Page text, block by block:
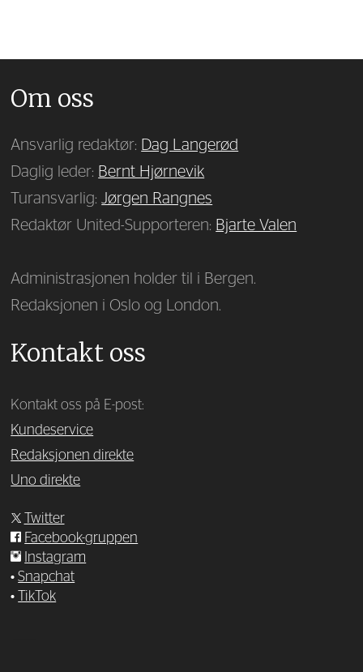
Om oss
Ansvarlig redaktør: Dag Langerød
Daglig leder: Bernt Hjørnevik
Turansvarlig:Jørgen Rangnes
Redaktør United-Supporteren: Bjarte Valen
Administrasjonen holder til i Bergen.
Redaksjonen i Oslo og London.
Kontakt oss
Kontakt oss på E-post:
Kundeservice
Redaksjonen direkte
Uno direkte
Twitter
Facebook-gruppen
Instagram
•Snapchat
•
TikTok